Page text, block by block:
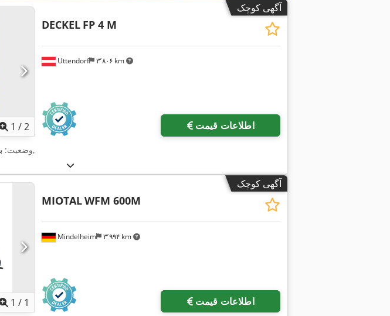
آگهی کوچک
1 /2
Uttendorf ۳٬۸۰۶ km
DECKEL FP 4 M
اطلاعات قیمت
وضعیت:,
آگهی کوچک
1 / 1
Mindelheim ۳٬۹۹۴ km
MIOTALWFM 600M
اطلاعات قیمت